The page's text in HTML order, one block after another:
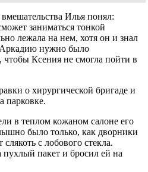
Илья понял:
заниматься тонкой
лежала на нем, хотя он и знал
нужно было
Ксения не смогла пойти в
о хирургической бригаде и
парковке.
в теплом кожаном салоне его
было только, как дворники
с лобового стекла.
пухлый пакет и бросил ей на